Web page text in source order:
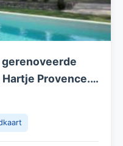
Provence.